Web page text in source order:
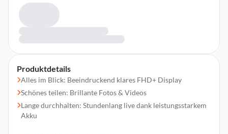
Produktdetails
Alles im Blick: Beeindruckend klares FHD+ Display
Schönes teilen: Brillante Fotos & Videos
Lange durchhalten: Stundenlang live dank leistungsstarkem
Akku